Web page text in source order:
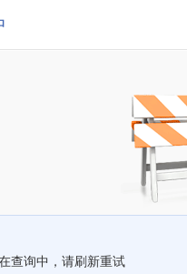
查询中，请刷新重试